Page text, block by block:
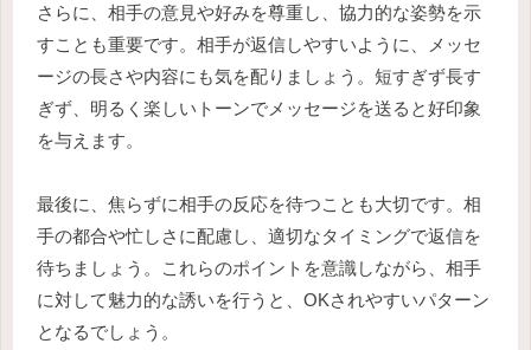
さらに、相手の意見や好みを尊重し、協力的な姿勢を示
すことも重要です。相手が返信しやすいように、メッセ
ージの長さや内容にも気を配りましょう。短すぎず長す
ぎず、明るく楽しいトーンでメッセージを送ると好印象
を与えます。
最後に、焦らずに相手の反応を待つことも大切です。相
手の都合や忙しさに配慮し、適切なタイミングで返信を
待ちましょう。これらのポイントを意識しながら、相手
に対して魅力的な誘いを行うと、OKされやすいパターン
となるでしょう。